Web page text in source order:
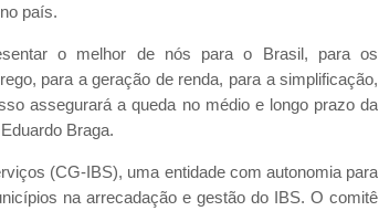
país.
o melhor de nós para o Brasil, para os
para a geração de renda, para a simplificação,
assegurará a queda no médio e longo prazo da
Braga.
(CG-IBS), uma entidade com autonomia para
na arrecadação e gestão do IBS. O comitê